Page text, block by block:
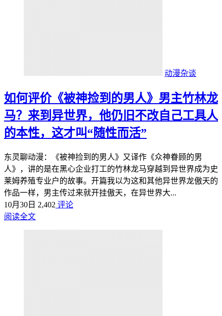
动漫杂谈
如何评价《被神捡到的男人》男主竹林龙
马？来到异世界，他仍旧不改自己工具人
的本性，这才叫“随性而活”
东灵聊动漫：《被神捡到的男人》又译作《众神眷顾的男
人》，讲的是在黑心企业打工的竹林龙马穿越到异世界成为史
莱姆养殖专业户的故事。开篇我以为这和其他异世界龙傲天的
作品一样，男主传过来就开挂傲天，在异世界大...
10月30日 2,402 评论
阅读全文